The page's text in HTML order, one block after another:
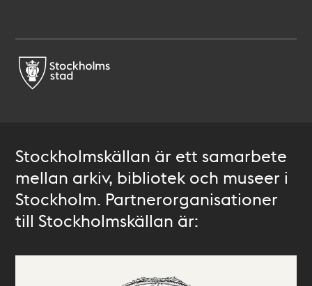
Stockholmskällan är ett samarbete
mellan arkiv, bibliotek och museer i
Stockholm. Partnerorganisationer
till Stockholmskällan är: